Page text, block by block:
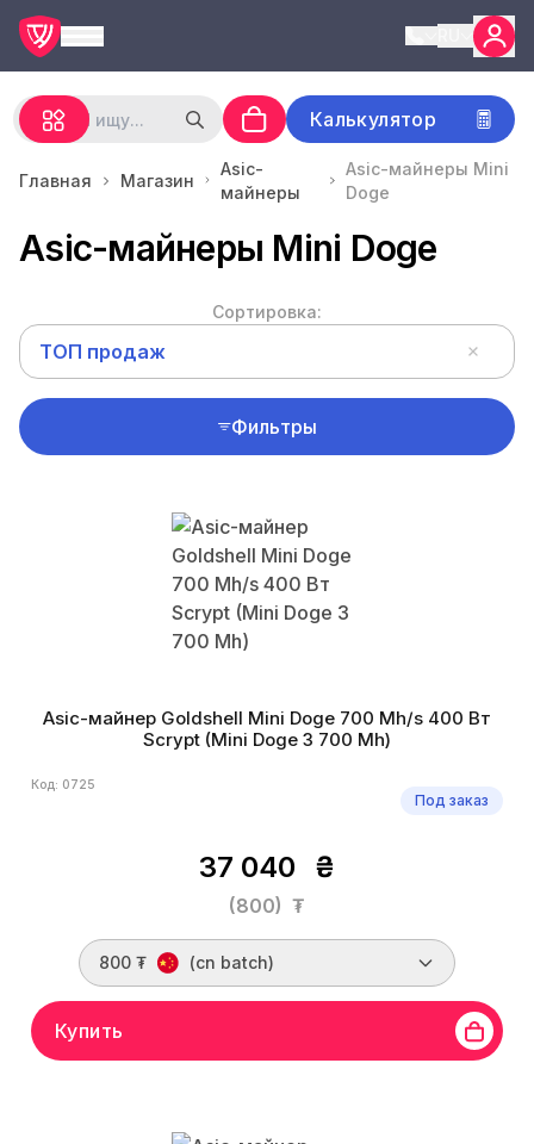
Калькулятор
Главная Магазин
Asic-
майнеры
Asic-майнеры Mini
Doge
Asic-майнеры Mini Doge
Сортировка:
ТОП продаж
Фильтры
Asic-майнер Goldshell Mini Doge 700 Mh/s 400 Вт
Scrypt (Mini Doge 3 700 Mh)
Код: 0725
Под заказ
37 040 ₴
(800) ₮
800 ₮ (cn batch)
Купить